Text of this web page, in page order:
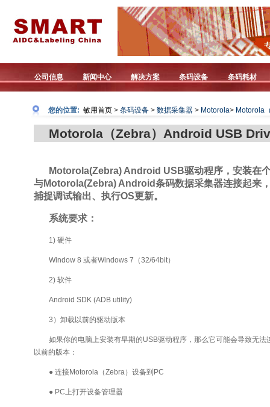
公司信息 新闻中心 解决方案 条码设备 条码耗材
您的位置: 敏用首页 > 条码设备 > 数据采集器 > Motorola> Motorola
Motorola（Zebra）Android USB
Motorola(Zebra) Android USB驱动程序，安装在
与Motorola(Zebra) Android条码数据采集器连接起来
捕捉调试输出、执行OS更新。
系统要求：
1) 硬件
Window 8 或者Windows 7（32/64bit）
2) 软件
Android SDK (ADB utility)
3）卸载以前的驱动版本
如果你的电脑上安装有早期的USB驱动程序，那么它可能会导致无
以前的版本：
● 连接Motorola（Zebra）设备到PC
● PC上打开设备管理器